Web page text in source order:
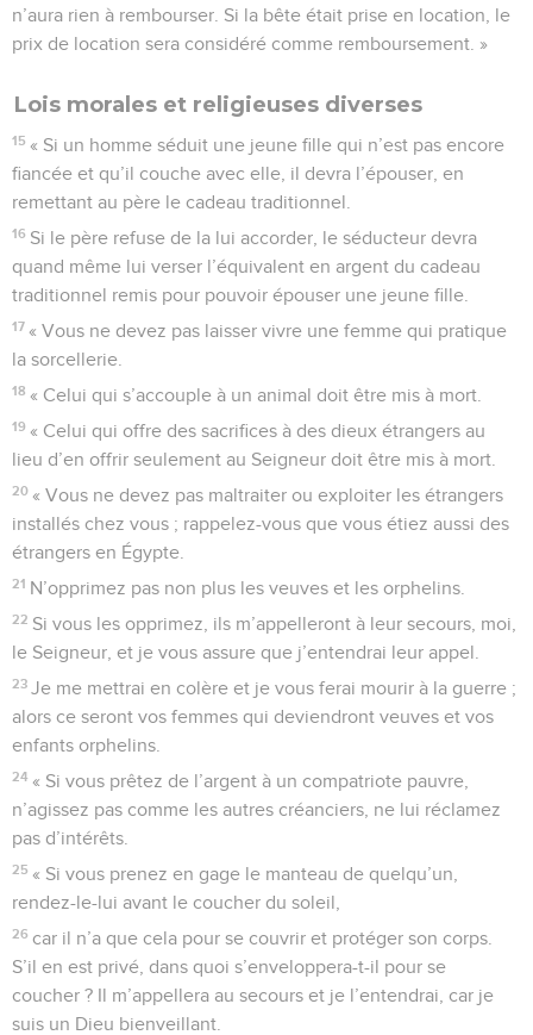
n’aura rien à rembourser. Si la bête était prise en location, le
prix de location sera considéré comme remboursement. »
Lois morales et religieuses diverses
15 « Si un homme séduit une jeune fille qui n’est pas encore
fiancée et qu’il couche avec elle, il devra l’épouser, en
remettant au père le cadeau traditionnel.
16 Si le père refuse de la lui accorder, le séducteur devra
quand même lui verser l’équivalent en argent du cadeau
traditionnel remis pour pouvoir épouser une jeune fille.
17 « Vous ne devez pas laisser vivre une femme qui pratique
la sorcellerie.
18 « Celui qui s’accouple à un animal doit être mis à mort.
19 « Celui qui offre des sacrifices à des dieux étrangers au
lieu d’en offrir seulement au Seigneur doit être mis à mort.
20 « Vous ne devez pas maltraiter ou exploiter les étrangers
installés chez vous ; rappelez-vous que vous étiez aussi des
étrangers en Égypte.
21 N’opprimez pas non plus les veuves et les orphelins.
22 Si vous les opprimez, ils m’appelleront à leur secours, moi,
le Seigneur, et je vous assure que j’entendrai leur appel.
23 Je me mettrai en colère et je vous ferai mourir à la guerre ;
alors ce seront vos femmes qui deviendront veuves et vos
enfants orphelins.
24 « Si vous prêtez de l’argent à un compatriote pauvre,
n’agissez pas comme les autres créanciers, ne lui réclamez
pas d’intérêts.
25 « Si vous prenez en gage le manteau de quelqu’un,
rendez-le-lui avant le coucher du soleil,
26 car il n’a que cela pour se couvrir et protéger son corps.
S’il en est privé, dans quoi s’enveloppera-t-il pour se
coucher ? Il m’appellera au secours et je l’entendrai, car je
suis un Dieu bienveillant.